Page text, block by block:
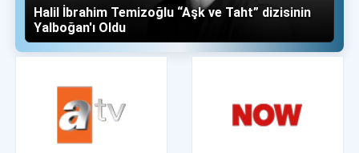
Halil İbrahim Temizoğlu “Aşk ve Taht” dizisinin
Yalboğan'ı Oldu